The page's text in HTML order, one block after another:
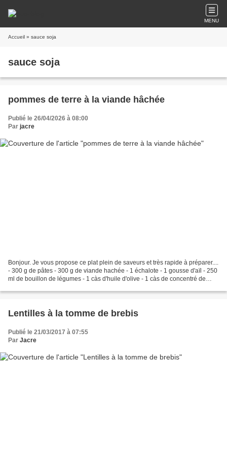
MENU
Accueil » sauce soja
sauce soja
pommes de terre à la viande hâchée
Publié le 26/04/2026 à 08:00
Par jacre
Bonjour. Je vous propose ce plat plein de saveurs et très rapide à préparer....
- 300 g de pâtes - 300 g de viande hachée - 1 échalote - 1 gousse d'aïl - 250
ml de bouillon de légumes - 1 càs d'huile d'olive - 1 càs de concentré de
Lentilles à la tomme de brebis
Publié le 21/03/2017 à 07:55
Par Jacre